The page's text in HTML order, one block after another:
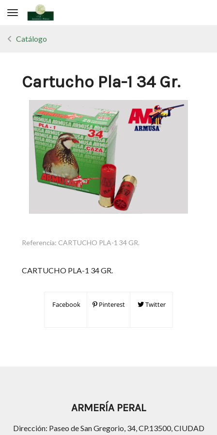
Toggle navigation
Catálogo
Cartucho Pla-1 34 Gr.
Referencia: CARTUCHO PLA-1 34 GR.
CARTUCHO PLA-1 34 GR.
Facebook Pinterest Twitter
ARMERÍA PERAL
Dirección: Paseo de San Gregorio, 34, CP.13500, CIUDAD